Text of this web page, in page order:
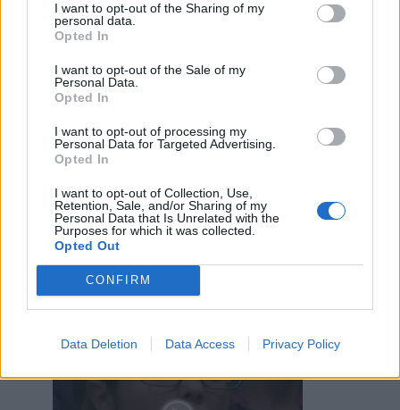
I want to opt-out of the Sharing of my
personal data.
Opted In
I want to opt-out of the Sale of my
Personal Data.
Opted In
I want to opt-out of processing my
Personal Data for Targeted Advertising.
Opted In
I want to opt-out of Collection, Use,
Retention, Sale, and/or Sharing of my
Personal Data that Is Unrelated with the
Purposes for which it was collected.
Opted Out
CONFIRM
Data Deletion Data Access Privacy Policy
Ti stimo fratello
Link
Salva
Indiana Jones·Santo Graal Solo nei Film
Mosayco:
1